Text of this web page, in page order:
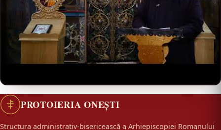
PROTOIERIA ONEȘTI
Structura administrativ-bisericească a Arhiepiscopiei Romanului